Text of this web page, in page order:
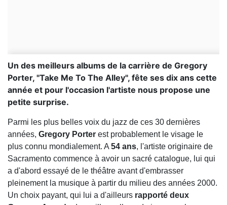
Un des meilleurs albums de la carrière de Gregory
Porter, "Take Me To The Alley", fête ses dix ans cette
année et pour l'occasion l'artiste nous propose une
petite surprise.
Parmi les plus belles voix du jazz de ces 30 dernières
années, Gregory Porter est probablement le visage le
plus connu mondialement. A 54 ans, l'artiste originaire de
Sacramento commence à avoir un sacré catalogue, lui qui
a d'abord essayé de le théâtre avant d'embrasser
pleinement la musique à partir du milieu des années 2000.
Un choix payant, qui lui a d'ailleurs rapporté deux